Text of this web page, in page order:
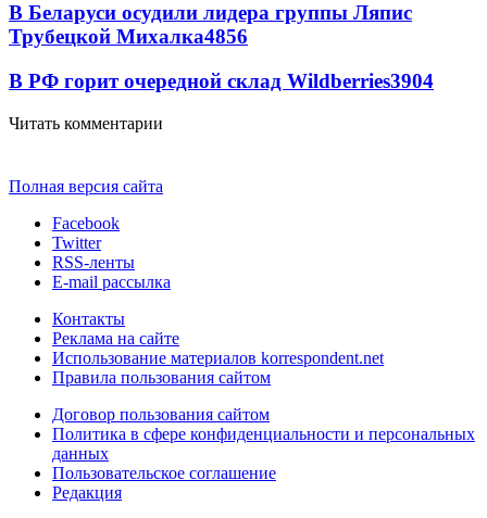
В Беларуси осудили лидера группы Ляпис
Трубецкой Михалка4856
В РФ горит очередной склад Wildberries3904
Читать комментарии
Полная версия сайта
Facebook
Twitter
RSS-ленты
E-mail рассылка
Контакты
Реклама на сайте
Использование материалов korrespondent.net
Правила пользования сайтом
Договор пользования сайтом
Политика в сфере конфиденциальности и персональных
данных
Пользовательское соглашение
Редакция